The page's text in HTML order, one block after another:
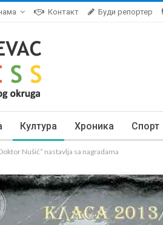
Контакт Буди репортер
Култура Хроника Спорт
Nušić“ nastavlja sa nagradama